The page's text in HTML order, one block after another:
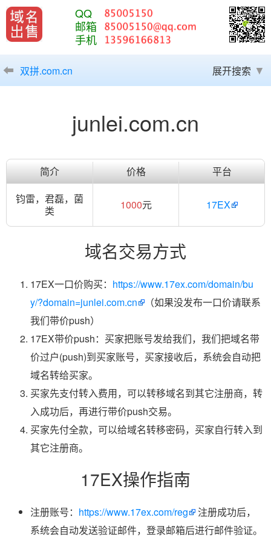
QQ
邮箱
手机
双拼.com.cn 展开搜索
junlei.com.cn
简介 价格
平台
钧雷，君磊，菌
类
1000元 17EX
域名交易方式
17EX一口价购买： https://www.17ex.com/domain/bu
y/?domain=junlei.com.cn
（如果没发布一口价请联系
我们带价push）
17EX带价push：买家把账号发给我们，我们把域名带
价过户(push)到买家账号，买家接收后，系统会自动把
域名转给买家。
买家先支付转入费用，可以转移域名到其它注册商，转
入成功后，再进行带价push交易。
买家先付全款，可以给域名转移密码，买家自行转入到
其它注册商。
17EX操作指南
注册账号： https://www.17ex.com/reg
注册成功后，
系统会自动发送验证邮件，登录邮箱后进行邮件验证。